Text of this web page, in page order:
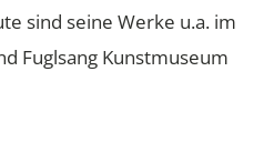
sind seine Werke u.a. im
Fuglsang Kunstmuseum